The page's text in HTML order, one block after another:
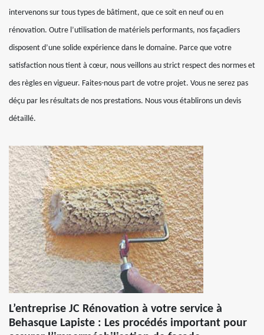
intervenons sur tous types de bâtiment, que ce soit en neuf ou en
rénovation. Outre l’utilisation de matériels performants, nos façadiers
disposent d’une solide expérience dans le domaine. Parce que votre
satisfaction nous tient à cœur, nous veillons au strict respect des normes et
des règles en vigueur. Faites-nous part de votre projet. Vous ne serez pas
déçu par les résultats de nos prestations. Nous vous établirons un devis
détaillé.
L’entreprise JC Rénovation à votre service à
Behasque Lapiste : Les procédés important pour